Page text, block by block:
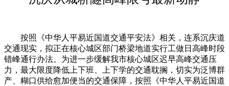
按照《中华人平易近国道交通平安法》相关，连系沉庆道
交通现实，拟正在核心城区部门桥梁地道实行工做日高峰时段
错峰通行办法。为进一步缓解我市核心城区迟早高峰交通压
力，最大限度降低上下班、上下学的交通耽搁，切实为泛博群
产、糊口供给愈加便当的交通保障，按照《中华人平易近国道